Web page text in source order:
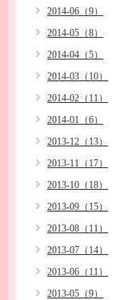
2014-06（9）
2014-05（8）
2014-04（5）
2014-03（10）
2014-02（11）
2014-01（6）
2013-12（13）
2013-11（17）
2013-10（18）
2013-09（15）
2013-08（11）
2013-07（14）
2013-06（11）
2013-05（9）